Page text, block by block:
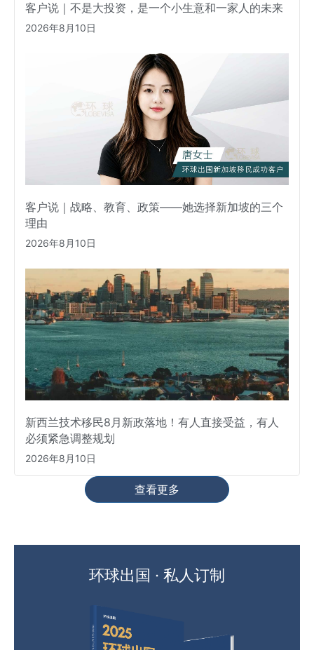
客户说｜不是大投资，是一个小生意和一家人的未来
2026年8月10日
客户说｜战略、教育、政策——她选择新加坡的三个
理由
2026年8月10日
新西兰技术移民8月新政落地！有人直接受益，有人
必须紧急调整规划
2026年8月10日
查看更多
环球出国 · 私人订制